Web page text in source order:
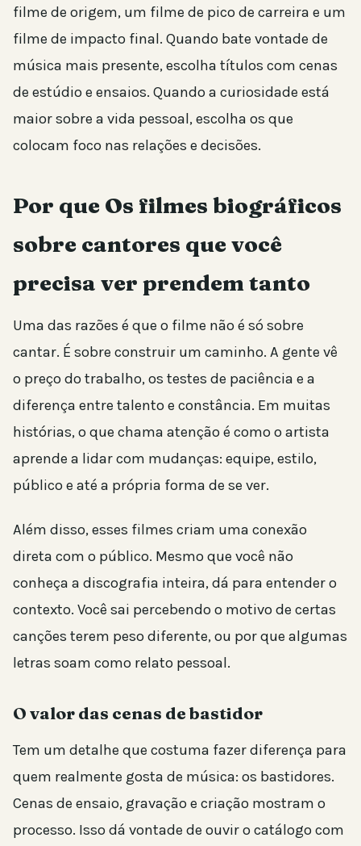
filme de origem, um filme de pico de carreira e um
filme de impacto final. Quando bate vontade de
música mais presente, escolha títulos com cenas
de estúdio e ensaios. Quando a curiosidade está
maior sobre a vida pessoal, escolha os que
colocam foco nas relações e decisões.
Por que Os filmes biográficos
sobre cantores que você
precisa ver prendem tanto
Uma das razões é que o filme não é só sobre
cantar. É sobre construir um caminho. A gente vê
o preço do trabalho, os testes de paciência e a
diferença entre talento e constância. Em muitas
histórias, o que chama atenção é como o artista
aprende a lidar com mudanças: equipe, estilo,
público e até a própria forma de se ver.
Além disso, esses filmes criam uma conexão
direta com o público. Mesmo que você não
conheça a discografia inteira, dá para entender o
contexto. Você sai percebendo o motivo de certas
canções terem peso diferente, ou por que algumas
letras soam como relato pessoal.
O valor das cenas de bastidor
Tem um detalhe que costuma fazer diferença para
quem realmente gosta de música: os bastidores.
Cenas de ensaio, gravação e criação mostram o
processo. Isso dá vontade de ouvir o catálogo com